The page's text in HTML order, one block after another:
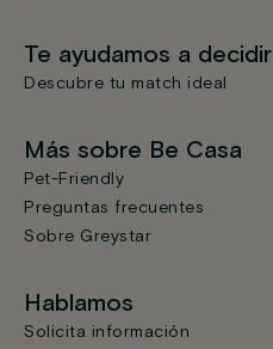
Te ayudamos a decidir
Descubre tu match ideal
Más sobre Be Casa
Pet-Friendly
Preguntas frecuentes
Sobre Greystar
Hablamos
Solicita información